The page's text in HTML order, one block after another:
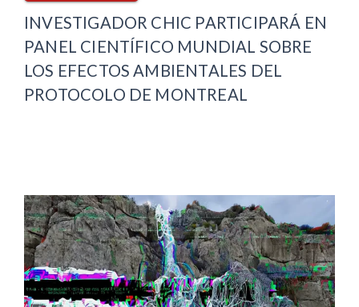
INVESTIGADOR CHIC PARTICIPARÁ EN
PANEL CIENTÍFICO MUNDIAL SOBRE
LOS EFECTOS AMBIENTALES DEL
PROTOCOLO DE MONTREAL